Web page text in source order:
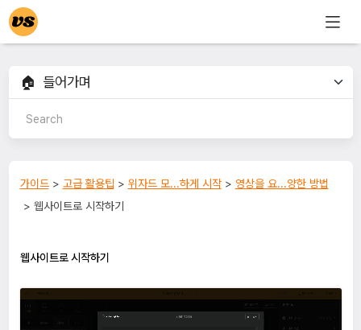
가이드> 고급 활용팁 > 위자드 모...하게 시작> 영상을 요...양한 방법
> 웹사이트로 시작하기
웹사이트로 시작하기